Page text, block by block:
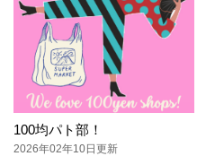
100均パト部！
2026年02年10日更新